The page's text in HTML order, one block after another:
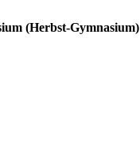
(Herbst-Gymnasium)